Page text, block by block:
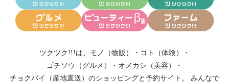
ツクツク!!!は、 モノ（物販） ・ コト（体験）
・
ゴチソウ（グルメ）
・ オメカシ（美容）
・
チョクバイ（産地直送） のショッピングと予約サイト。
みんなで